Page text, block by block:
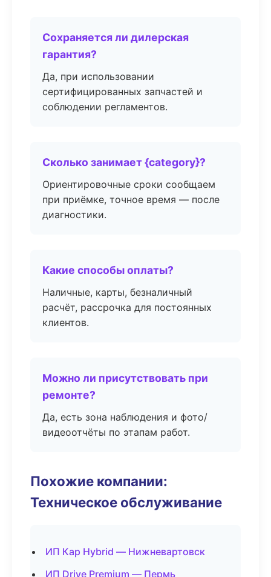
Сохраняется ли дилерская
гарантия?
Да, при использовании
сертифицированных запчастей и
соблюдении регламентов.
Сколько занимает {category}?
Ориентировочные сроки сообщаем
при приёмке, точное время — после
диагностики.
Какие способы оплаты?
Наличные, карты, безналичный
расчёт, рассрочка для постоянных
клиентов.
Можно ли присутствовать при
ремонте?
Да, есть зона наблюдения и фото/
видеоотчёты по этапам работ.
Похожие компании:
Техническое обслуживание
ИП Кар Hybrid — Нижневартовск
ИП Drive Premium — Пермь